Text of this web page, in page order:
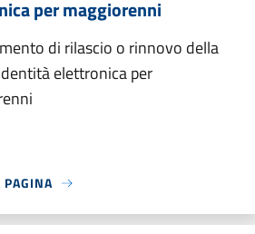
per maggiorenni
di rilascio o rinnovo della
elettronica per
PAGINA